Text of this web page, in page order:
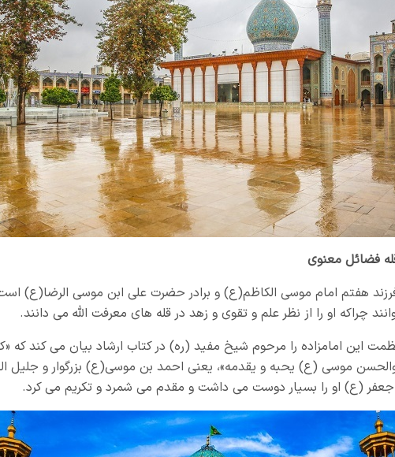
فضائل معنوی
هفتم امام موسی الکاظم(ع) و برادر حضرت علی ابن موسی الرضا(ع)
چراکه او را از نظر علم و تقوی و زهد در قله های معرفت الله می دانند.
عظمت این امامزاده را مرحوم شیخ مفید (ره) در کتاب ارشاد بیان می کند
موسی (ع) یحبه و یقدمه»، یعنی احمد بن موسی(ع) بزرگوار و جلیل
(ع) او را بسیار دوست می داشت و مقدم می شمرد و تکریم می کرد.